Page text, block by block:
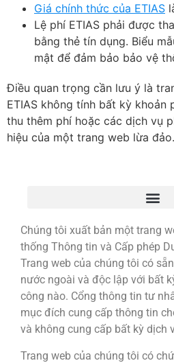
Giá chính thức của ETIAS
Lệ phí ETIAS phải được
bằng thẻ tín dụng. Biểu
mật để đảm bảo bảo vệ
Điều quan trọng cần lưu ý là
ETIAS không tính bất kỳ khoản
thu thêm phí hoặc các dịch vụ
hiệu của một trang web lừa đảo.
Chúng tôi xuất bản một trang
thống Thông tin và Cấp phép
Trang web của chúng tôi có
nước ngoài và độc lập với bất
công nào. Cổng thông tin tư
mục đích cung cấp thông tin
và không cung cấp bất kỳ dịch
Trang web của chúng tôi có